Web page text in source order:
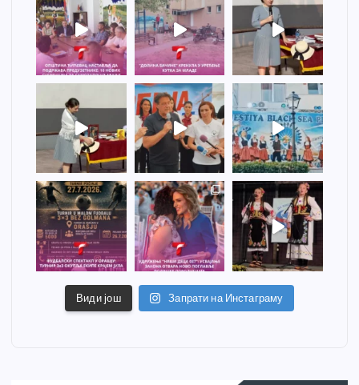
Види још Запрати на Инстаграму